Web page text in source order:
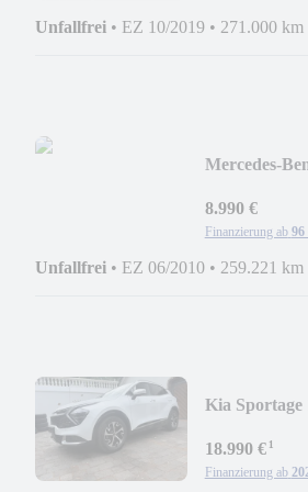
Unfallfrei • EZ 10/2019 • 271.000 km
Mercedes-
8.990 €
Finanzierung ab 96
Unfallfrei • EZ 06/2010 • 259.221 km
Kia
18.990 €¹
Finanzierung ab